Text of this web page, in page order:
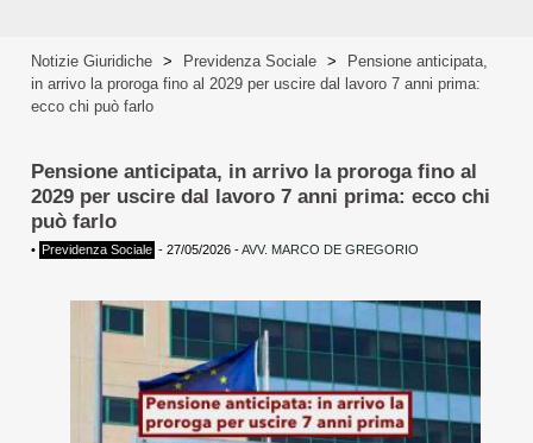
Notizie Giuridiche > Previdenza Sociale >
Pensione anticipata,
in arrivo la proroga fino al 2029 per uscire dal lavoro 7 anni prima:
ecco chi può farlo
Pensione anticipata, in arrivo la proroga fino al
2029 per uscire dal lavoro 7 anni prima: ecco chi
può farlo
• Previdenza Sociale - 27/05/2026 -AVV. MARCO DE GREGORIO